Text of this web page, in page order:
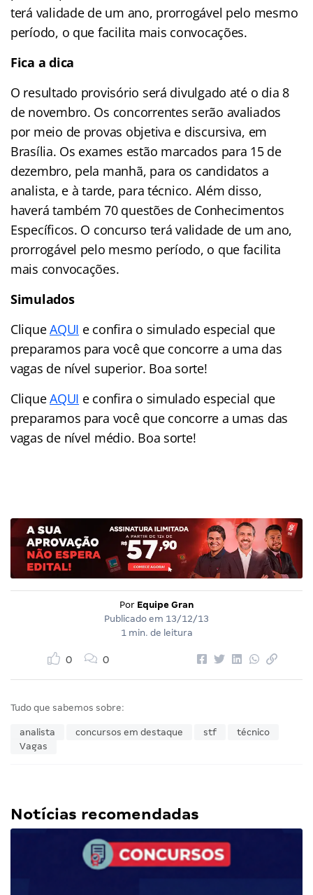
terá validade de um ano, prorrogável pelo mesmo
período, o que facilita mais convocações.
Fica a dica
O resultado provisório será divulgado até o dia 8
de novembro. Os concorrentes serão avaliados
por meio de provas objetiva e discursiva, em
Brasília. Os exames estão marcados para 15 de
dezembro, pela manhã, para os candidatos a
analista, e à tarde, para técnico. Além disso,
haverá também 70 questões de Conhecimentos
Específicos. O concurso terá validade de um ano,
prorrogável pelo mesmo período, o que facilita
mais convocações.
Simulados
CliqueAQUI e confira o simulado especial que
preparamos para você que concorre a uma das
vagas de nível superior. Boa sorte!
CliqueAQUI e confira o simulado especial que
preparamos para você que concorre a umas das
vagas de nível médio. Boa sorte!
Por Equipe Gran
Publicado em 13/12/13
1 min. de leitura
0 0
Tudo que sabemos sobre:
analista concursos em destaque stf
técnico
Vagas
Notícias recomendadas